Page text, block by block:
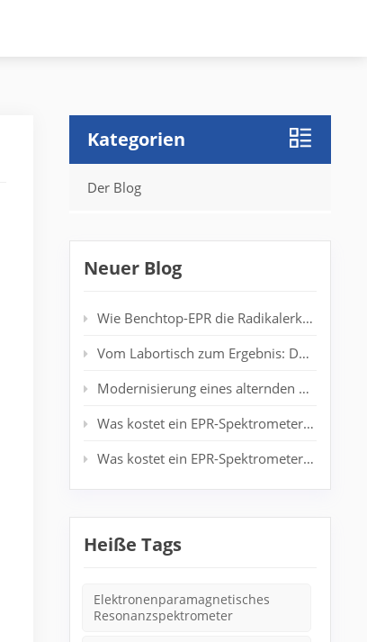
Kategorien
Der Blog
Neuer Blog
Wie Benchtop-EPR die Radikalerkennung in Polymerlaboren verbessert
Vom Labortisch zum Ergebnis: Desktop-EPR für die Echtzeit-Spinanalyse
Modernisierung eines alternden EPR-Spektrometers: Verlängerung der Systemlebensdauer ohne neuen Magneten
Was kostet ein EPR-Spektrometer der Einstiegsklasse wirklich?
Was kostet ein EPR-Spektrometer? Vollständiger Preisleitfaden für Forscher
Heiße Tags
Elektronenparamagnetisches
Resonanzspektrometer